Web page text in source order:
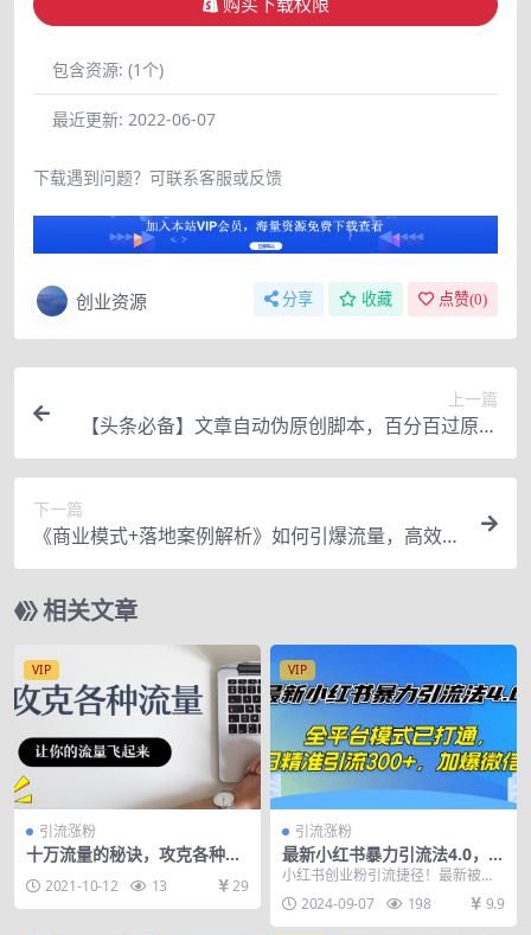
购买下载权限
包含资源: (1个)
最近更新: 2022-06-07
下载遇到问题？可联系客服或反馈
创业资源 分享 收藏 点赞(0)
上一篇
【头条必备】文章自动伪原创脚本，百分百过原创
【破解永久版+详细教程】
下一篇
《商业模式+落地案例解析》如何引爆流量，高效转
化（65集视频完整版）
相关文章
VIP
引流涨粉
十万流量的秘诀，攻克各种渠
2021-10-12 13 29
VIP
引流涨粉
最新小红书暴力引流法4.0，
全平台模式已打通，日精准引
流300+，加爆微…
小红书创业粉引流捷径！最新被动
引流方法大揭秘，实现每日500+精
准引流，内含免费...
2024-09-07 198 9.9